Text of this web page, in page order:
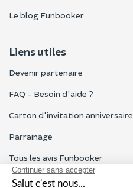
Le blog Funbooker
Liens utiles
Devenir partenaire
FAQ - Besoin d'aide ?
Carton d'invitation anniversaire
Parrainage
Tous les avis Funbooker